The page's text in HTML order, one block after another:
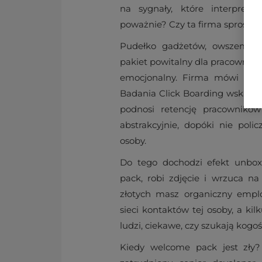
na sygnały, które
poważnie? Czy ta firma sprosta
Pudełko gadżetów, owszem,
pakiet powitalny dla
emocjonalny. Firma mówi
Badania Click Boarding
podnosi retencję
abstrakcyjnie, dopóki nie
osoby.
Do tego dochodzi efekt
pack, robi zdjęcie i wrzuca
złotych masz organiczny
sieci kontaktów tej osoby, a
ludzi, ciekawe, czy szukają
Kiedy welcome pack jest